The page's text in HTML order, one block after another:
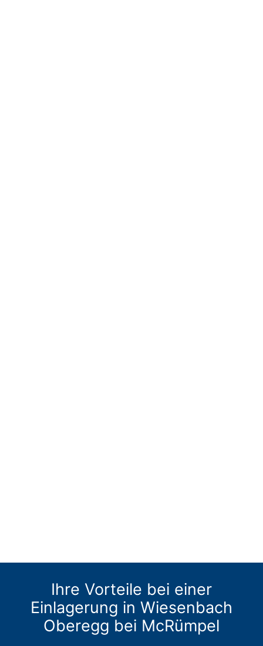
Ihre Vorteile bei einer
Einlagerung in Wiesenbach
Oberegg bei McRümpel